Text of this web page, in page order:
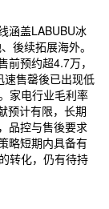
涵盖LABUBU冰
後续拓展海外。
预约超4.7万，
速售罄後已出现低
家电行业毛利率
预计有限，长期
品控与售後要求
略短期内具备有
转化，仍有待持